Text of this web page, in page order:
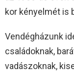
kor kényelmét is
Vendégházunk
családoknak,
vadászoknak,